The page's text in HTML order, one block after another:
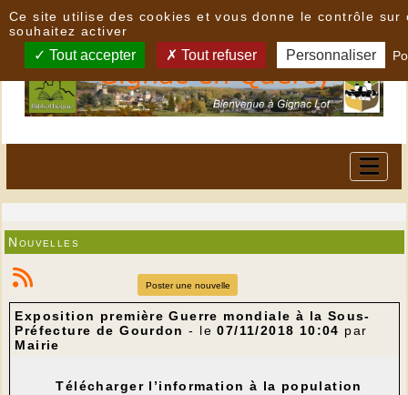
Nouvelles
Poster une nouvelle
Exposition première Guerre mondiale à la Sous-
Préfecture de Gourdon - le07/11/2018 10:04 par
Mairie
Télécharger l’information à la population
Ce site utilise des cookies et vous donne le contrôle sur
souhaitez activer
Tout accepter Tout refuser Personnaliser